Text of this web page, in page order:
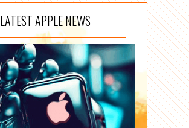
LATEST APPLE NEWS